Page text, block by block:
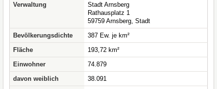
Verwaltung
Stadt Arnsberg
Rathausplatz 1
59759 Arnsberg, Stadt
Bevölkerungsdichte
387 Ew. je km²
Fläche
193,72 km²
Einwohner
74.879
davon weiblich
38.091